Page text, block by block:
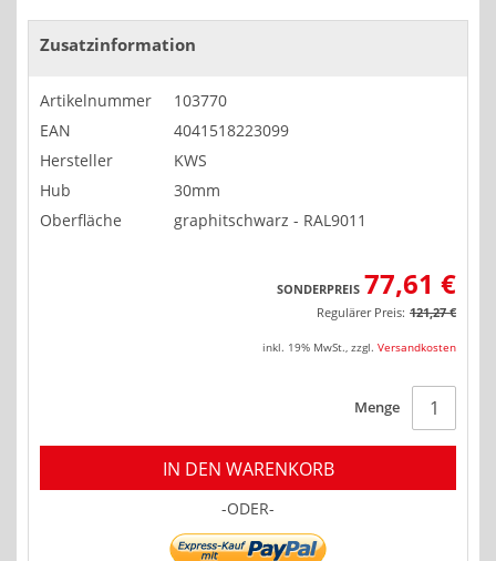
Zusatzinformation
Artikelnummer
103770
EAN
4041518223099
Hersteller
KWS
Hub
30mm
Oberfläche
graphitschwarz - RAL9011
SONDERPREIS 77,61 €
Regulärer Preis: 121,27 €
inkl. 19% MwSt. zzgl. Versandkosten
Menge
IN DEN WARENKORB
-ODER-